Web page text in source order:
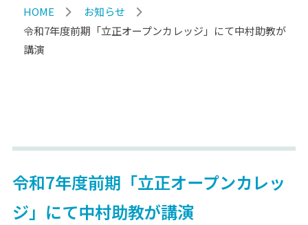
HOME
お知らせ
令和7年度前期「立正オープンカレッジ」にて中村助教が
講演
令和7年度前期「立正オープンカレッ
ジ」にて中村助教が講演